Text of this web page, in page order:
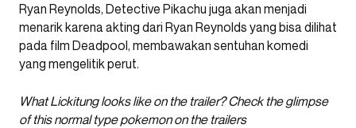
Ryan Reynolds, Detective Pikachu juga akan menjadi
menarik karena akting dari Ryan Reynolds yang bisa dilihat
pada film Deadpool, membawakan sentuhan komedi
yang mengelitik perut.
What Lickitung looks like on the trailer? Check the glimpse
of this normal type pokemon on the trailers